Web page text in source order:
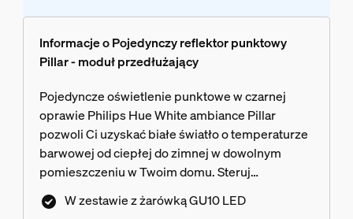
Informacje o Pojedynczy reflektor punktowy
Pillar - moduł przedłużający
Pojedyncze oświetlenie punktowe w czarnej
oprawie Philips Hue White ambiance Pillar
pozwoli Ci uzyskać białe światło o temperaturze
barwowej od ciepłej do zimnej w dowolnym
pomieszczeniu w Twoim domu. Steruj
oświetleniem natychmiastowo za pomocą łącza
Bluetooth lub dodaj mostek Hue, aby uzyskać
W zestawie z żarówką GU10 LED